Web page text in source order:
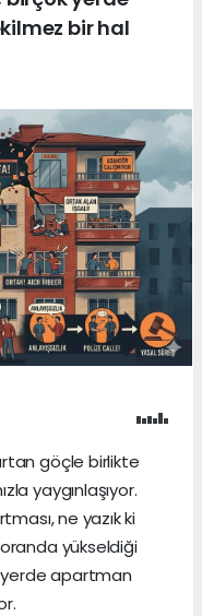
bir hal
göçle birlikte
yaygınlaşıyor.
ne yazık ki
yükseldiği
yerde apartman